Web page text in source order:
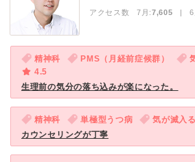
アクセス数 7月:7,605 | 6
精神科 PMS（月経前症候群）
4.5
生理前の気分の落ち込みが楽になった。
精神科 単極型うつ病 気が滅入
カウンセリングが丁寧